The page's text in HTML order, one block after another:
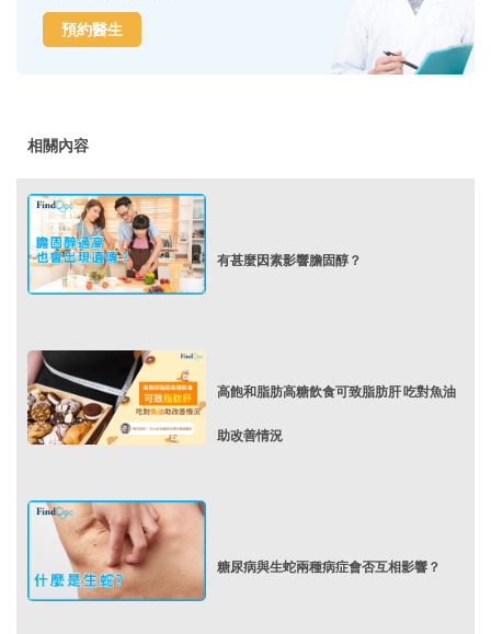
預約醫生
相關內容
有甚麼因素影響膽固醇？
高飽和脂肪高糖飲食可致脂肪肝 吃對魚油
助改善情況
糖尿病與生蛇兩種病症會否互相影響？